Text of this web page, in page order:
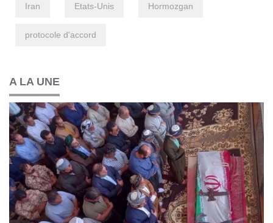
Iran Etats-Unis Hormozgan
protocole d'accord
A LA UNE